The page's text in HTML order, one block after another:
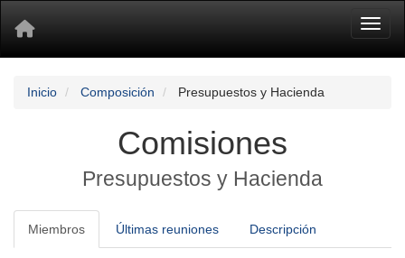
Inicio Composición Presupuestos y Hacienda
Comisiones
Presupuestos y Hacienda
Miembros Últimas reuniones Descripción